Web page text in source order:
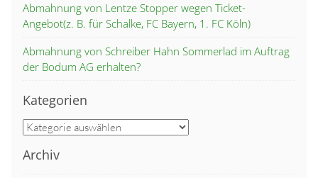
Abmahnung von Lentze Stopper wegen Ticket-
Angebot(z. B. für Schalke, FC Bayern, 1. FC Köln)
Abmahnung von Schreiber Hahn Sommerlad im Auftrag
der Bodum AG erhalten?
Kategorien
Kategorien
Archiv